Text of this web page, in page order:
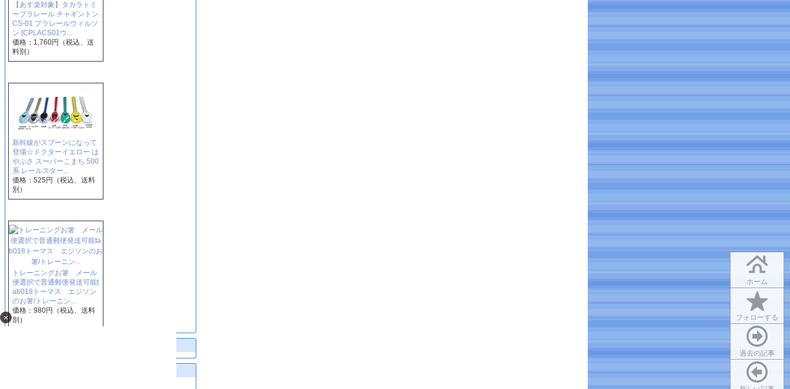
ホーム
フォローする
過去の記事
×
【あす楽対象】タカラトミ
ープラレール チャギントン
CS-01 プラレールウィルソ
ン [CPLACS01ウ...
価格：1,760円（税込、送
料別）
新幹線がスプーンになって
登場☆ドクターイエロー は
やぶさ スーパーこまち 500
系 レールスター...
価格：525円（税込、送料
別）
トレーニングお箸 メール
便選択で普通郵便発送可能t
ab018トーマス エジソン
のお箸/トレーニン...
価格：980円（税込、送料
別）